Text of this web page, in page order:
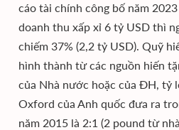
cáo tài chính công bố năm
doanh thu xấp xỉ 6 tỷ USD thì
chiếm 37% (2,2 tỷ USD). Quỹ
hình thành từ các nguồn hiến
của Nhà nước hoặc của ĐH, tỷ
Oxford của Anh quốc đưa ra
năm 2015 là 2:1 (2 pound từ